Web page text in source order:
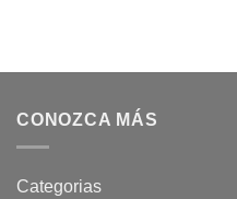
CONOZCA MÁS
Categorias